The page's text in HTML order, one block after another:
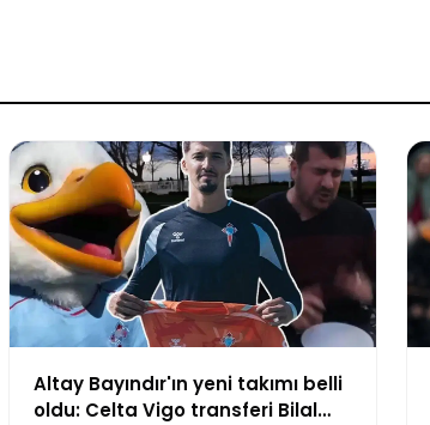
Altay Bayındır'ın yeni takımı belli
oldu: Celta Vigo transferi Bilal